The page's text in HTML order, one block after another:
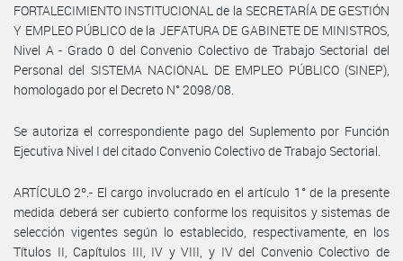
FORTALECIMIENTO INSTITUCIONAL de la SECRETARÍA DE GESTIÓN
Y EMPLEO PÚBLICO de la JEFATURA DE GABINETE DE MINISTROS,
Nivel A - Grado 0 del Convenio Colectivo de Trabajo Sectorial del
Personal del SISTEMA NACIONAL DE EMPLEO PÚBLICO (SINEP),
homologado por el Decreto N° 2098/08.
Se autoriza el correspondiente pago del Suplemento por Función
Ejecutiva Nivel I del citado Convenio Colectivo de Trabajo Sectorial.
ARTÍCULO 2º.- El cargo involucrado en el artículo 1° de la presente
medida deberá ser cubierto conforme los requisitos y sistemas de
selección vigentes según lo establecido, respectivamente, en los
Títulos II, Capítulos III, IV y VIII, y IV del Convenio Colectivo de